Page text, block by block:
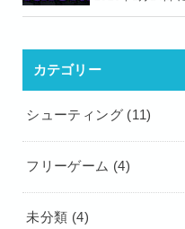
カテゴリー
シューティング (11)
フリーゲーム (4)
未分類 (4)